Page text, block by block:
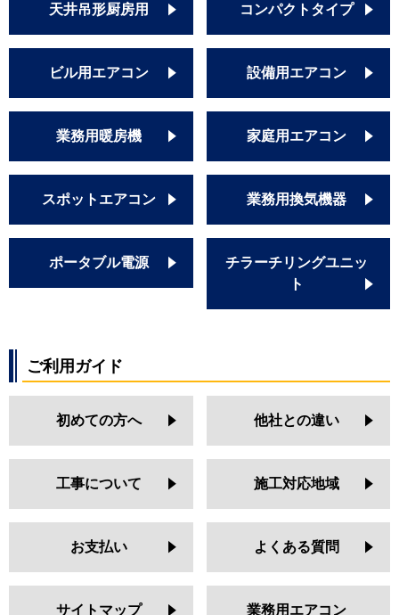
天井吊形厨房用 コンパクトタイプ
ビル用エアコン 設備用エアコン
業務用暖房機 家庭用エアコン
スポットエアコン 業務用換気機器
ポータブル電源
チラーチリングユニッ
ト
ご利用ガイド
初めての方へ 他社との違い
工事について 施工対応地域
お支払い よくある質問
サイトマップ
業務用エアコン